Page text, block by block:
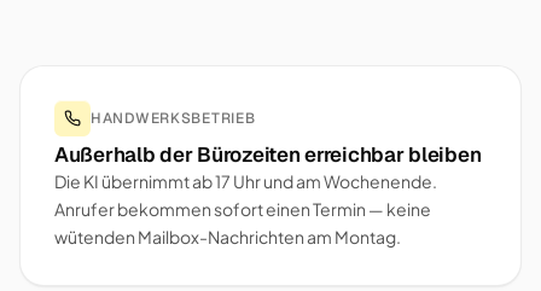
HANDWERKSBETRIEB
Außerhalb der Bürozeiten erreichbar bleiben
Die KI übernimmt ab 17 Uhr und am Wochenende.
Anrufer bekommen sofort einen Termin — keine
wütenden Mailbox-Nachrichten am Montag.